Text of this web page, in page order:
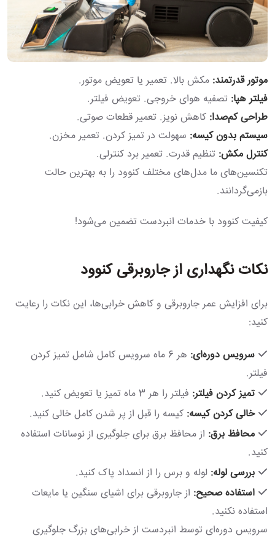
موتور قدرتمند: مکش بالا. تعمیر یا تعویض موتور.
فیلتر هپا: تصفیه هوای خروجی. تعویض فیلتر.
طراحی کم‌صدا: کاهش نویز. تعمیر قطعات صوتی.
سیستم بدون کیسه: سهولت در تمیز کردن. تعمیر مخزن.
کنترل مکش: تنظیم قدرت. تعمیر برد کنترلی.
تکنسین‌های ما مدل‌های مختلف کنوود را به بهترین حالت
بازمی‌گردانند.
کیفیت کنوود با خدمات انبردست تضمین می‌شود!
نکات نگهداری از جاروبرقی کنوود
برای افزایش عمر جاروبرقی و کاهش خرابی‌ها، این نکات را رعایت
کنید:
سرویس دوره‌ای:
هر 6 ماه سرویس کامل شامل تمیز کردن
فیلتر.
تمیز کردن فیلتر: فیلتر را هر 3 ماه تمیز یا تعویض کنید.
خالی کردن کیسه: کیسه را قبل از پر شدن کامل خالی کنید.
محافظ برق: از محافظ برق برای جلوگیری از نوسانات استفاده
کنید.
بررسی لوله: لوله و برس را از انسداد پاک کنید.
استفاده صحیح: از جاروبرقی برای اشیای سنگین یا مایعات
استفاده نکنید.
سرویس دوره‌ای توسط انبردست از خرابی‌های بزرگ جلوگیری